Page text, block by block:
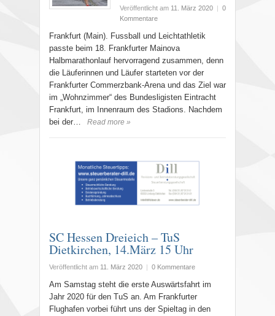
Veröffentlicht am 11. März 2020
0
Kommentare
Frankfurt (Main). Fussball und Leichtathletik
passte beim 18. Frankfurter Mainova
Halbmarathonlauf hervorragend zusammen, denn
die Läuferinnen und Läufer starteten vor der
Frankfurter Commerzbank-Arena und das Ziel war
im „Wohnzimmer“ des Bundesligisten Eintracht
Frankfurt, im Innenraum des Stadions. Nachdem
bei der…
Read more »
SC Hessen Dreieich – TuS
Dietkirchen, 14.März 15 Uhr
Veröffentlicht am 11. März 2020 | 0 Kommentare
Am Samstag steht die erste Auswärtsfahrt im
Jahr 2020 für den TuS an. Am Frankfurter
Flughafen vorbei führt uns der Spieltag in den